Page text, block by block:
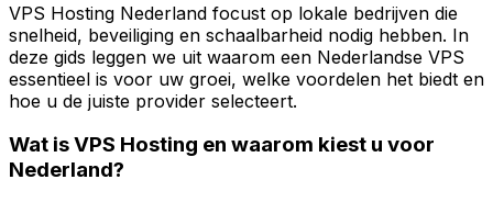
VPS Hosting Nederland focust op lokale bedrijven die
snelheid, beveiliging en schaalbarheid nodig hebben. In
deze gids leggen we uit waarom een Nederlandse VPS
essentieel is voor uw groei, welke voordelen het biedt en
hoe u de juiste provider selecteert.
Wat is VPS Hosting en waarom kiest u voor
Nederland?